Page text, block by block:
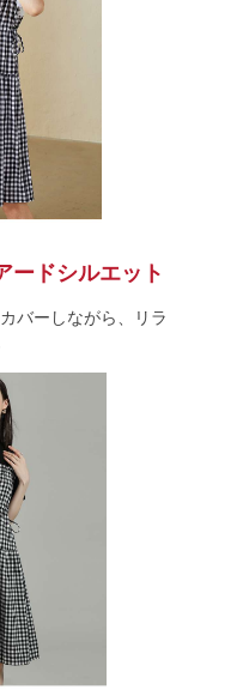
ードシルエット
バーしながら、リラ